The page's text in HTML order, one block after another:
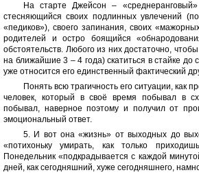
На старте Джейсон –
стесняющийся своих подлинных увлечений
«педиков»), своего запинания, своих
родителей и остро боящийся
обстоятельств. Любого из них достаточно,
на ближайшие 3 – 4 года) скатиться в стайке до
уже относится его единственный фактический
Понять всю трагичность его ситуации, как
человек, который в своё время побывал в
побывал, наверное поэтому и получил от
эмоциональный ответ.
5. И вот она «жизнь» от выходных до
«потихоньку умирать, как только
Понедельник «подкрадывается с каждой
дней, как сегодняшний, хуже сегодняшнего,